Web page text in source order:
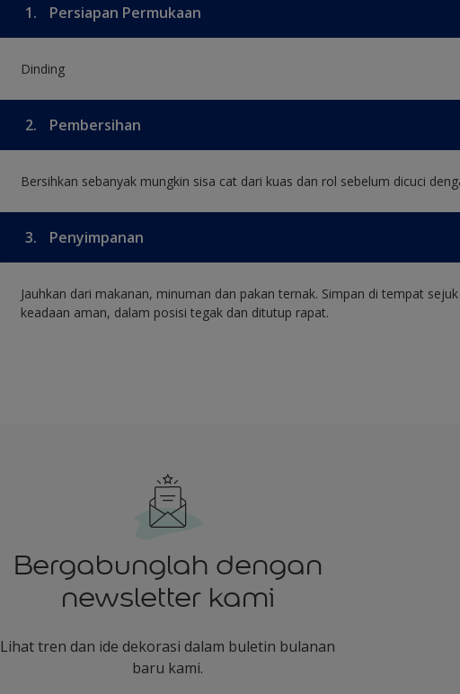
1. Persiapan Permukaan
Dinding
2. Pembersihan
Bersihkan sebanyak mungkin sisa cat dari kuas dan rol sebelum dicuci
3. Penyimpanan
Jauhkan dari makanan, minuman dan pakan ternak. Simpan di tempat
keadaan aman, dalam posisi tegak dan ditutup rapat.
Bergabunglah dengan
newsletter kami
Lihat tren dan ide dekorasi dalam buletin bulanan
baru kami.